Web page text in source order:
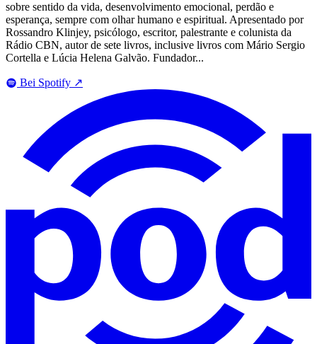
sobre sentido da vida, desenvolvimento emocional, perdão e
esperança, sempre com olhar humano e espiritual. Apresentado por
Rossandro Klinjey, psicólogo, escritor, palestrante e colunista da
Rádio CBN, autor de sete livros, inclusive livros com Mário Sergio
Cortella e Lúcia Helena Galvão. Fundador...
Bei Spotify ↗